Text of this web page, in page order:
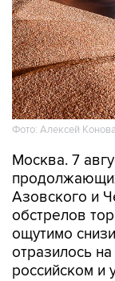
Фото: Алексей
Москва. 7
Азовского и
обстрелов
ощутимо
отразилось
российском и